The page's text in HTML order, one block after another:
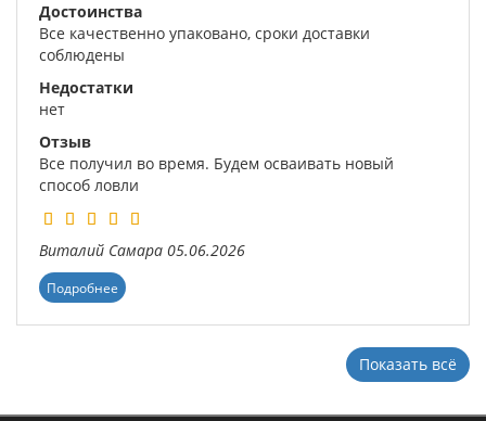
Достоинства
Все качественно упаковано, сроки доставки
соблюдены
Недостатки
нет
Отзыв
Все получил во время. Будем осваивать новый
способ ловли
Виталий Самара 05.06.2026
Подробнее
Показать всё